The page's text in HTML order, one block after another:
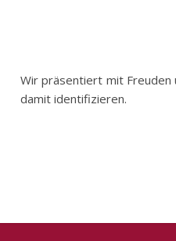
Wir präsentiert mit Freuden
damit identifizieren.